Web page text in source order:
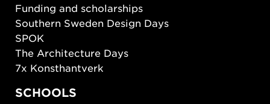
Funding and scholarships
Southern Sweden Design Days
SPOK
The Architecture Days
7x Konsthantverk
SCHOOLS